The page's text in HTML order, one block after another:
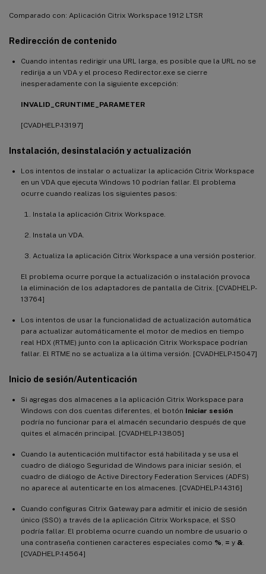
Comparado con: Aplicación Citrix Workspace 1912 LTSR
Redirección de contenido
Cuando intentas redirigir una URL larga, es posible que la URL no se
redirija a un VDA y el proceso Redirector.exe se cierre
inesperadamente con la siguiente excepción:
INVALID_CRUNTIME_PARAMETER
[CVADHELP-13197]
Instalación, desinstalación y actualización
Los intentos de instalar o actualizar la aplicación Citrix Workspace
en un VDA que ejecuta Windows 10 podrían fallar. El problema
ocurre cuando realizas los siguientes pasos:
Instala la aplicación Citrix Workspace.
Instala un VDA.
Actualiza la aplicación Citrix Workspace a una versión posterior.
El problema ocurre porque la actualización o instalación provoca
la eliminación de los adaptadores de pantalla de Citrix. [CVADHELP-
13764]
Los intentos de usar la funcionalidad de actualización automática
para actualizar automáticamente el motor de medios en tiempo
real HDX (RTME) junto con la aplicación Citrix Workspace podrían
fallar. El RTME no se actualiza a la última versión. [CVADHELP-15047]
Inicio de sesión/Autenticación
Si agregas dos almacenes a la aplicación Citrix Workspace para
Windows con dos cuentas diferentes, el botón Iniciar sesión
podría no funcionar para el almacén secundario después de que
quites el almacén principal. [CVADHELP-13805]
Cuando la autenticación multifactor está habilitada y se usa el
cuadro de diálogo Seguridad de Windows para iniciar sesión, el
cuadro de diálogo de Active Directory Federation Services (ADFS)
no aparece al autenticarte en los almacenes. [CVADHELP-14316]
Cuando configuras Citrix Gateway para admitir el inicio de sesión
único (SSO) a través de la aplicación Citrix Workspace, el SSO
podría fallar. El problema ocurre cuando un nombre de usuario o
una contraseña contienen caracteres especiales como % = y &
[CVADHELP-14564]